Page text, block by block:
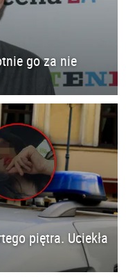
go za nie
piętra. Uciekła